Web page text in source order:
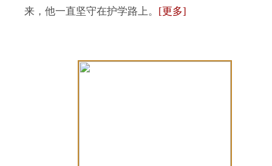
来，他一直坚守在护学路上。 [更多]